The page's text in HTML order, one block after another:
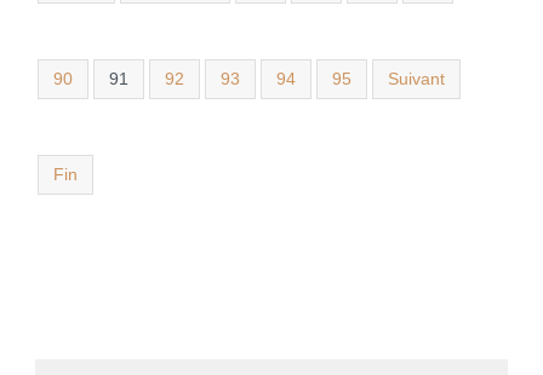
90 91 92 93 94 95 Suivant
Fin